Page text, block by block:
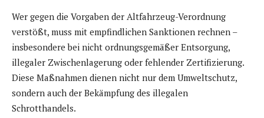
Wer gegen die Vorgaben der Altfahrzeug-Verordnung
verstößt, muss mit empfindlichen Sanktionen rechnen –
insbesondere bei nicht ordnungsgemäßer Entsorgung,
illegaler Zwischenlagerung oder fehlender Zertifizierung.
Diese Maßnahmen dienen nicht nur dem Umweltschutz,
sondern auch der Bekämpfung des illegalen
Schrotthandels.